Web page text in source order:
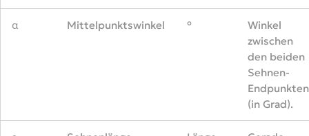
α Mittelpunktswinkel °
Winkel
zwischen
den beiden
Sehnen-
Endpunkten
(in Grad).